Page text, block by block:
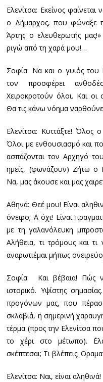
Ελενίτσα: Εκείνος φαίνεται
ο Δήμαρχος, που φώναξε
Άρτης ο ελευθερωτής
ριγώ από τη χαρά μου!…
Σοφία: Να και ο γυιός
τον προσφέρει
Χειροκροτούν όλοι. Και οι
Θα τις κάνω νόημα
Ελενίτσα: Κυττάξτε! Όλος
Όλοι με ενθουσιασμό και
ασπάζονται τον Αρχηγό
ημείς, (φωνάζουν) Ζήτω ο
Να, μας άκουσε και μας
Αθηνά: Θεέ μου! Είναι
όνειρο; ΄Α όχι! Είναι
με τη γαλανόλευκη
Αλήθεια, τι τρόμους και
αναρωτιέμαι μήπως
Σοφία: Και βέβαια! Πώς
ιστορικό. Υψίστης
προγόνων μας, που
σκλαβιά, η σημερινή
τέρμα (προς την Ελενίτσα
το χέρι στο μέτωπο).
σκέπτεσαι; Τι βλέπεις;
Ελενίτσα: Ναι, είναι αληθινά!